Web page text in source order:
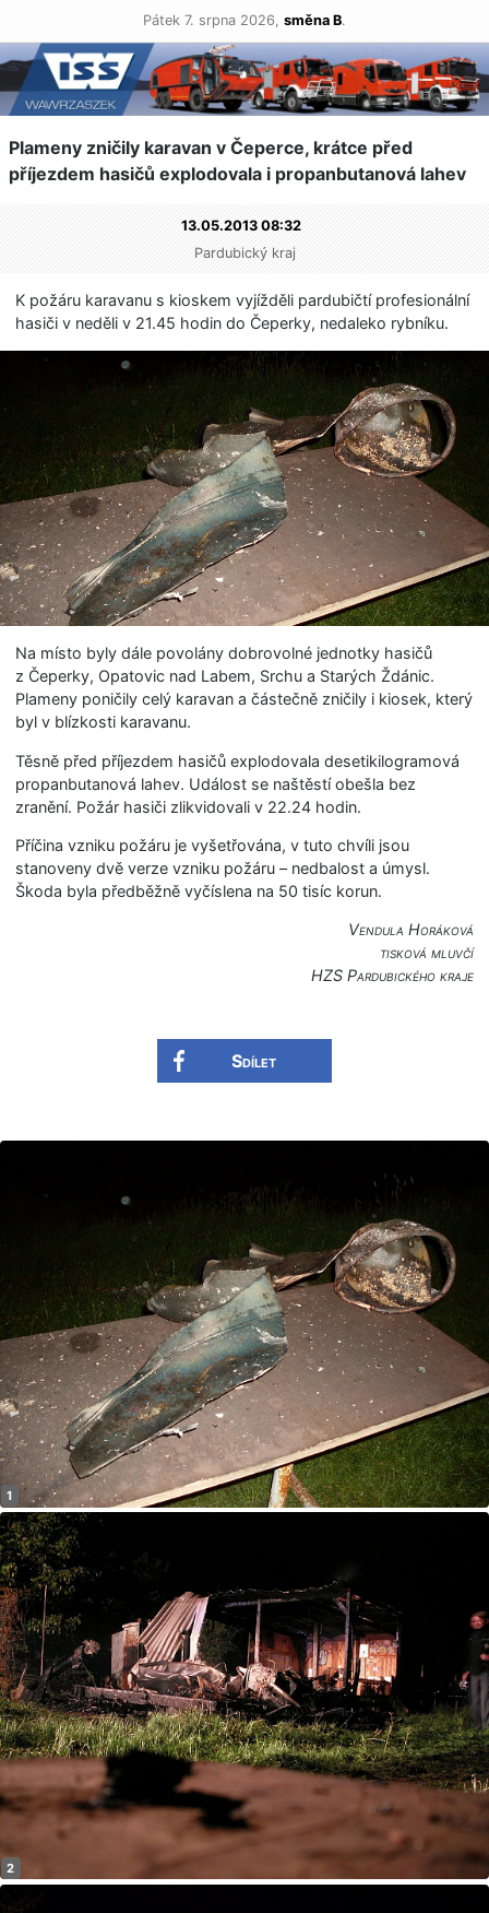
Pátek 7. srpna 2026, směna B.
Plameny zničily karavan v Čeperce, krátce před
příjezdem hasičů explodovala i propanbutano­vá lahev
13.05.2013 08:32
Pardubický kraj
K požáru karavanu s kioskem vyjížděli pardubičtí profesionální
hasiči v neděli v 21.45 hodin do Čeperky, nedaleko rybníku.
Na místo byly dále povolány dobrovolné jednotky hasičů
z Čeperky, Opatovic nad Labem, Srchu a Starých Ždánic.
Plameny poničily celý karavan a částečně zničily i kiosek, který
byl v blízkosti karavanu.
Těsně před příjezdem hasičů explodovala desetikilogramová
propanbutanová lahev. Událost se naštěstí obešla bez
zranění. Požár hasiči zlikvidovali v 22.24 hodin.
Příčina vzniku požáru je vyšetřována, v tuto chvíli jsou
stanoveny dvě verze vzniku požáru – nedbalost a úmysl.
Škoda byla předběžně vyčíslena na 50 tisíc korun.
Vendula Horáková
tisková mluvčí
HZS Pardubického kraje
Sdílet